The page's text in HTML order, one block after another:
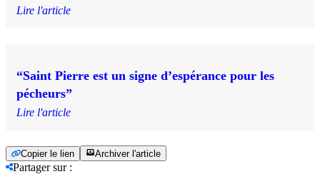
Lire l'article
“Saint Pierre est un signe d’espérance pour les
pécheurs”
Lire l'article
Copier le lien Archiver l'article
Partager sur: